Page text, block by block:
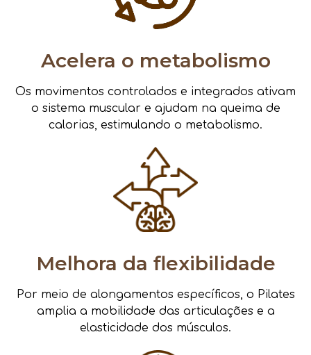
Acelera o metabolismo
Os movimentos controlados e integrados ativam
o sistema muscular e ajudam na queima de
calorias, estimulando o metabolismo.
Melhora da flexibilidade
Por meio de alongamentos específicos, o Pilates
amplia a mobilidade das articulações e a
elasticidade dos músculos.